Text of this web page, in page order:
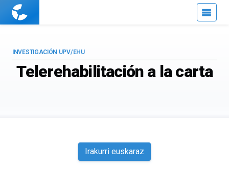
Cuaderno
Telerehabilitación a la carta
INVESTIGACIÓN UPV/EHU
Irakurri euskaraz